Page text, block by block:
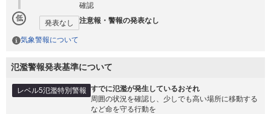
低
確認
発表なし 注意報・警報の発表なし
気象警報について
氾濫警報発表基準について
レベル5氾濫特別警報 すでに氾濫が発生しているおそれ
周囲の状況を確認し、少しでも高い場所に移動する
など命を守る行動を